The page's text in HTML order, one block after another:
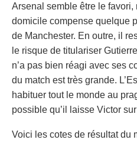
Arsenal semble être le favori,
domicile compense quelque
de Manchester. En outre, il
le risque de titulariser
n’a pas bien réagi avec ses
du match est très grande.
habituer tout le monde au
possible qu’il laisse Victor
Voici les cotes de résultat du